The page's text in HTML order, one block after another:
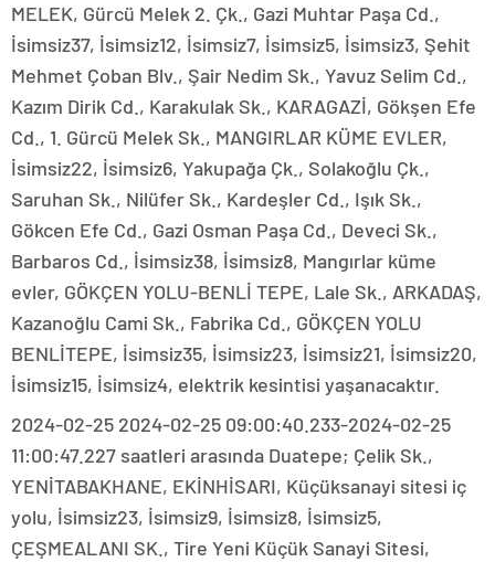
MELEK, Gürcü Melek 2. Çk., Gazi Muhtar Paşa Cd.,
İsimsiz37, İsimsiz12, İsimsiz7, İsimsiz5, İsimsiz3, Şehit
Mehmet Çoban Blv., Şair Nedim Sk., Yavuz Selim Cd.,
Kazım Dirik Cd., Karakulak Sk., KARAGAZİ, Gökşen Efe
Cd., 1. Gürcü Melek Sk., MANGIRLAR KÜME EVLER,
İsimsiz22, İsimsiz6, Yakupağa Çk., Solakoğlu Çk.,
Saruhan Sk., Nilüfer Sk., Kardeşler Cd., Işık Sk.,
Gökcen Efe Cd., Gazi Osman Paşa Cd., Deveci Sk.,
Barbaros Cd., İsimsiz38, İsimsiz8, Mangırlar küme
evler, GÖKÇEN YOLU-BENLİ TEPE, Lale Sk., ARKADAŞ,
Kazanoğlu Cami Sk., Fabrika Cd., GÖKÇEN YOLU
BENLİTEPE, İsimsiz35, İsimsiz23, İsimsiz21, İsimsiz20,
İsimsiz15, İsimsiz4, elektrik kesintisi yaşanacaktır.
2024-02-25 2024-02-25 09:00:40.233-2024-02-25
11:00:47.227 saatleri arasında Duatepe; Çelik Sk.,
YENİTABAKHANE, EKİNHİSARI, Küçüksanayi sitesi iç
yolu, İsimsiz23, İsimsiz9, İsimsiz8, İsimsiz5,
ÇEŞMEALANI SK., Tire Yeni Küçük Sanayi Sitesi,